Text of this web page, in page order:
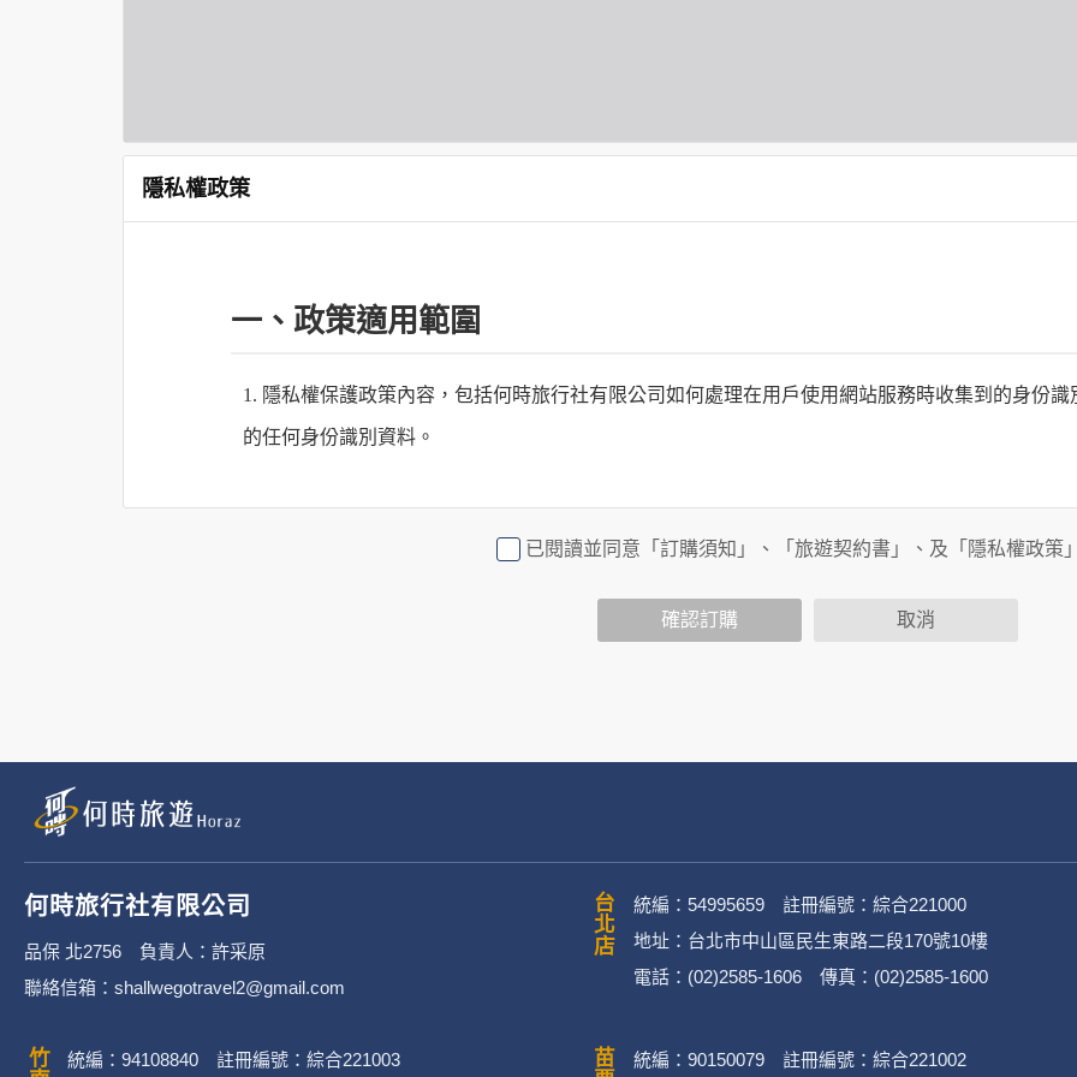
隱私權政策
一、政策適用範圍
1. 隱私權保護政策內容，包括何時旅行社有限公司如何處理在用戶使用網站服務時收集到的身份
的任何身份識別資料。
行社有限公司旗下網站上的廣告廠商連結，這些置放連結的廠商也可能蒐集您個人的資料。對於
3. 您個人在何時旅行社有限公司旗下網站上的聊天室或討論區中任意公開個人資料的行為，在非
二、個資蒐集處理利用
2. 蒐集目的：提供本公司相關服務、行銷、客戶管理、會員管理及其他與第三人合作之行銷推廣活
3. 個人資料類別：
辨識個人者(包含但不限於中英文姓名、地址、聯絡電話、電子郵件信箱、通訊軟帳號、社群
已閱讀並同意「訂購須知」、「旅遊契約書」、及「隱私權政策
確認訂購 取消
何時旅行社有限公司
品保 北2756 負責人：許采原
聯絡信箱：shallwegotravel2@gmail.com
台北店
統編：54995659 註冊編號：綜合221000
地址：台北市中山區民生東路二段170號10樓
電話：(02)2585-1606 傳真：(02)2585-1600
統編：94108840 註冊編號：綜合221003 統編：90150079 註冊編號：綜合221002